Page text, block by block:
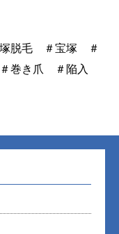
脱毛 ＃宝塚 ＃
巻き爪 ＃陥入